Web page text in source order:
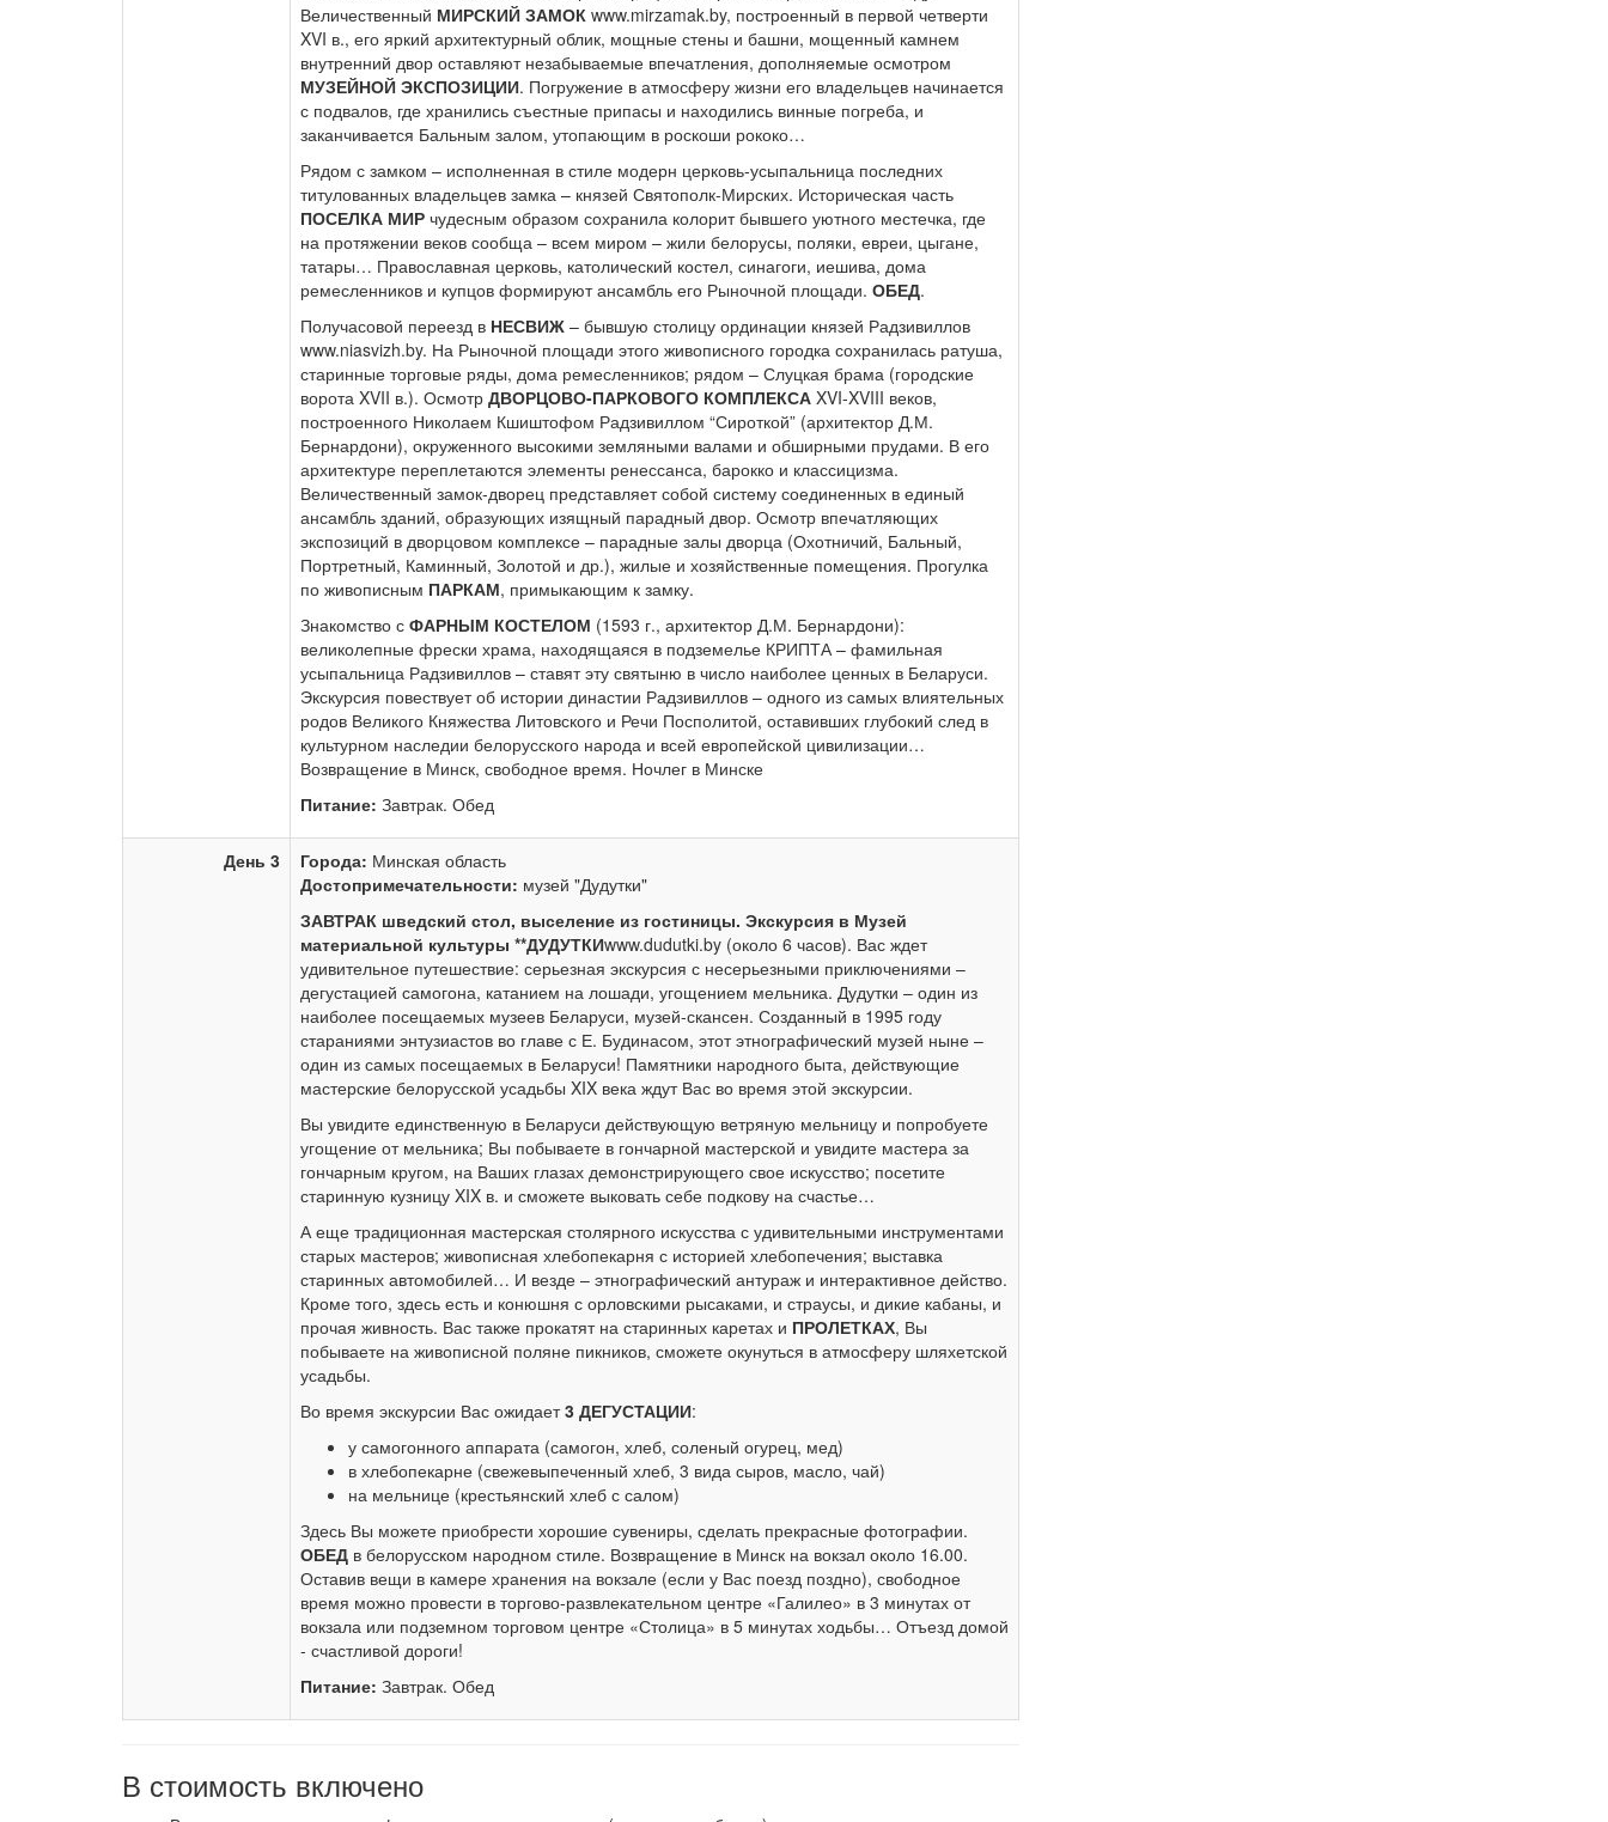
Величественный МИРСКИЙ ЗАМОК www.mirzamak.by, построенный в первой четверти
XVI в., его яркий архитектурный облик, мощные стены и башни, мощенный камнем
внутренний двор оставляют незабываемые впечатления, дополняемые осмотром
МУЗЕЙНОЙ ЭКСПОЗИЦИИ. Погружение в атмосферу жизни его владельцев начинается
с подвалов, где хранились съестные припасы и находились винные погреба, и
заканчивается Бальным залом, утопающим в роскоши рококо…
Рядом с замком – исполненная в стиле модерн церковь-усыпальница последних
титулованных владельцев замка – князей Святополк-Мирских. Историческая часть
ПОСЕЛКА МИР чудесным образом сохранила колорит бывшего уютного местечка, где
на протяжении веков сообща – всем миром – жили белорусы, поляки, евреи, цыгане,
татары… Православная церковь, католический костел, синагоги, иешива, дома
ремесленников и купцов формируют ансамбль его Рыночной площади. ОБЕД.
Получасовой переезд в НЕСВИЖ – бывшую столицу ординации князей Радзивиллов
www.niasvizh.by. На Рыночной площади этого живописного городка сохранилась ратуша,
старинные торговые ряды, дома ремесленников; рядом – Слуцкая брама (городские
ворота XVII в.). Осмотр ДВОРЦОВО-ПАРКОВОГО КОМПЛЕКСА XVI-XVIII веков,
построенного Николаем Кшиштофом Радзивиллом “Сироткой” (архитектор Д.М.
Бернардони), окруженного высокими земляными валами и обширными прудами. В его
архитектуре переплетаются элементы ренессанса, барокко и классицизма.
Величественный замок-дворец представляет собой систему соединенных в единый
ансамбль зданий, образующих изящный парадный двор. Осмотр впечатляющих
экспозиций в дворцовом комплексе – парадные залы дворца (Охотничий, Бальный,
Портретный, Каминный, Золотой и др.), жилые и хозяйственные помещения. Прогулка
по живописным ПАРКАМ, примыкающим к замку.
Знакомство с ФАРНЫМ КОСТЕЛОМ (1593 г., архитектор Д.М. Бернардони):
великолепные фрески храма, находящаяся в подземелье КРИПТА – фамильная
усыпальница Радзивиллов – ставят эту святыню в число наиболее ценных в Беларуси.
Экскурсия повествует об истории династии Радзивиллов – одного из самых влиятельных
родов Великого Княжества Литовского и Речи Посполитой, оставивших глубокий след в
культурном наследии белорусского народа и всей европейской цивилизации…
Возвращение в Минск, свободное время. Ночлег в Минске
Питание: Завтрак. Обед
День 3 Города: Минская область
Достопримечательности: музей "Дудутки"
ЗАВТРАК шведский стол, выселение из гостиницы. Экскурсия в Музей
материальной культуры **ДУДУТКИwww.dudutki.by (около 6 часов). Вас ждет
удивительное путешествие: серьезная экскурсия с несерьезными приключениями –
дегустацией самогона, катанием на лошади, угощением мельника. Дудутки – один из
наиболее посещаемых музеев Беларуси, музей-скансен. Созданный в 1995 году
стараниями энтузиастов во главе с Е. Будинасом, этот этнографический музей ныне –
один из самых посещаемых в Беларуси! Памятники народного быта, действующие
мастерские белорусской усадьбы XIX века ждут Вас во время этой экскурсии.
Вы увидите единственную в Беларуси действующую ветряную мельницу и попробуете
угощение от мельника; Вы побываете в гончарной мастерской и увидите мастера за
гончарным кругом, на Ваших глазах демонстрирующего свое искусство; посетите
старинную кузницу XIX в. и сможете выковать себе подкову на счастье…
А еще традиционная мастерская столярного искусства с удивительными инструментами
старых мастеров; живописная хлебопекарня с историей хлебопечения; выставка
старинных автомобилей… И везде – этнографический антураж и интерактивное действо.
Кроме того, здесь есть и конюшня с орловскими рысаками, и страусы, и дикие кабаны, и
прочая живность. Вас также прокатят на старинных каретах и ПРОЛЕТКАХ, Вы
побываете на живописной поляне пикников, сможете окунуться в атмосферу шляхетской
усадьбы.
Во время экскурсии Вас ожидает3 ДЕГУСТАЦИИ:
у самогонного аппарата (самогон, хлеб, соленый огурец, мед)
в хлебопекарне (свежевыпеченный хлеб, 3 вида сыров, масло, чай)
на мельнице (крестьянский хлеб с салом)
Здесь Вы можете приобрести хорошие сувениры, сделать прекрасные фотографии.
ОБЕД в белорусском народном стиле. Возвращение в Минск на вокзал около 16.00.
Оставив вещи в камере хранения на вокзале (если у Вас поезд поздно), свободное
время можно провести в торгово-развлекательном центре «Галилео» в 3 минутах от
вокзала или подземном торговом центре «Столица» в 5 минутах ходьбы… Отъезд домой
- счастливой дороги!
Питание: Завтрак. Обед
В стоимость включено